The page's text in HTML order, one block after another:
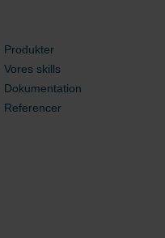
Produkter
Vores skills
Dokumentation
Referencer